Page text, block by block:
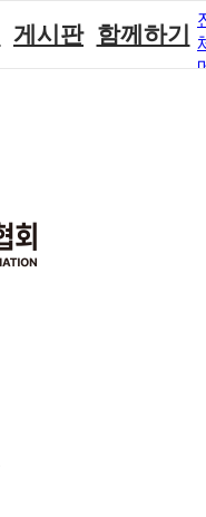
게시판
포토갤러리
자유게시판
함께하기